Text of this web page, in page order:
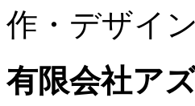
作・デザイ
有限会社ア